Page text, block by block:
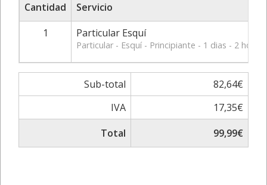
Cantidad
Servicio
1
Particular Esquí
Particular - Esquí - Principiante - 1 dias - 2
Sub-total
82,64€
IVA
17,35€
Total
99,99€